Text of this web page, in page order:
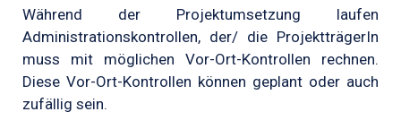
Während der Projektumsetzung laufen
Administrationskontrollen, der/ die ProjektträgerIn
muss mit möglichen Vor-Ort-Kontrollen rechnen.
Diese Vor-Ort-Kontrollen können geplant oder auch
zufällig sein.